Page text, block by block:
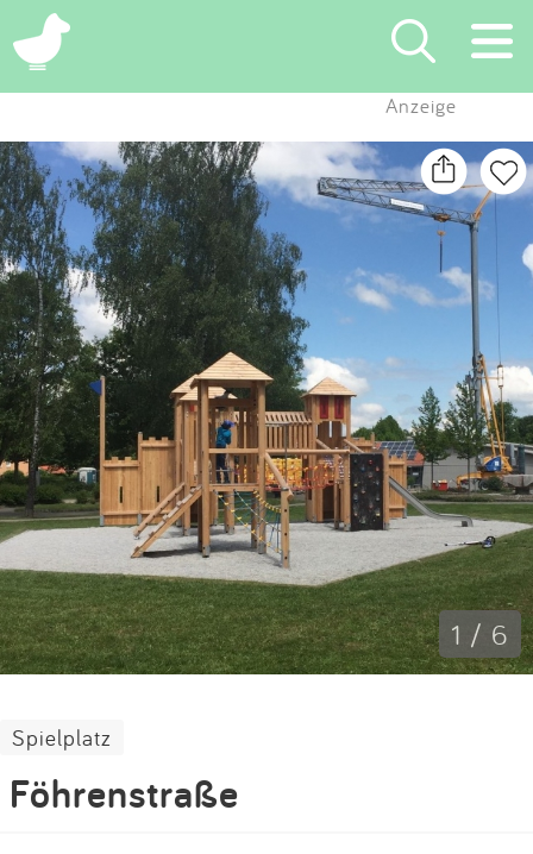
×
Suchen
Eintragen
App
Blog
Partner
Kontakt
Impressum
Anmelden
Anzeige
1 / 6
Spielplatz
Föhrenstraße